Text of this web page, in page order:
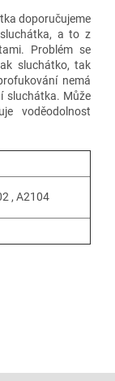
doporučujeme
a to z
Problém se
sluchátko, tak
nemá
sluchátka. Může
voděodolnost
, A2104